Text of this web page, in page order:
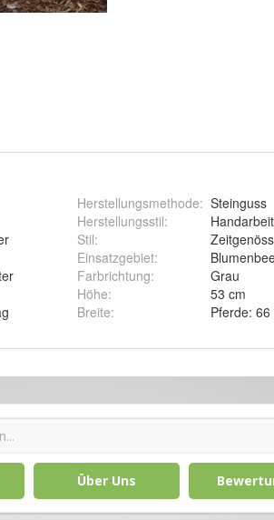
Herstellungsmethode: Steinguss
Herstellungsstil:
Handarbeit
Stil:
Einsatzgebiet:
Farbrichtung:
Grau
Höhe:
53 cm
Breite: Pferde: